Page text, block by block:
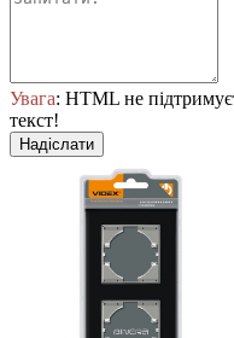
Увага: HTML не
текст!
Надіслати